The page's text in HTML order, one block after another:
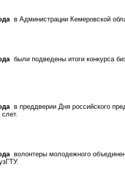
в Администрации Кемеровской
были подведены итоги конкурса
в преддверии Дня российского
слет.
волонтеры молодежного